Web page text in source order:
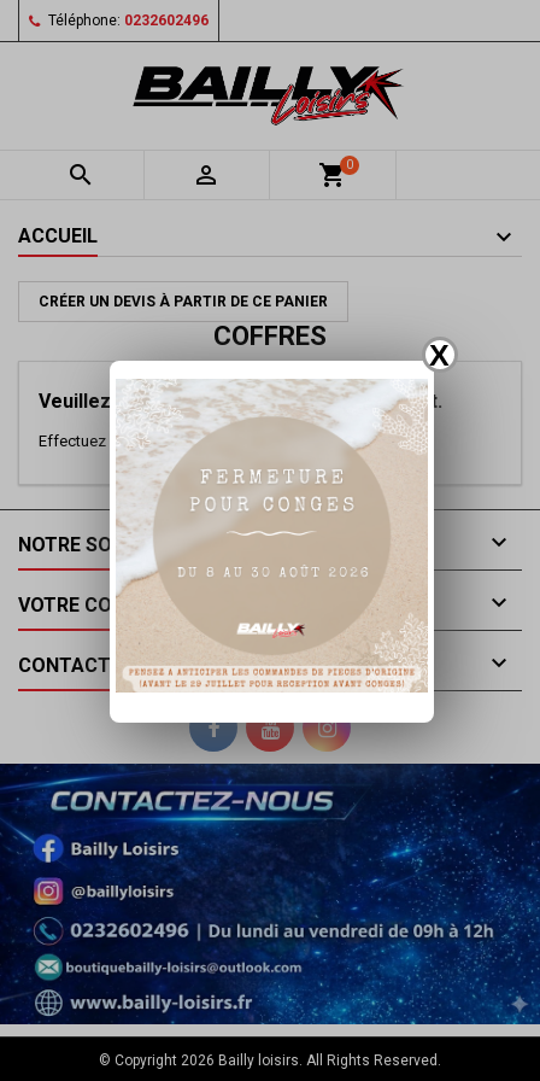
X
Téléphone: 0232602496
  shopping_cart0
ACCUEIL
CRÉER UN DEVIS À PARTIR DE CE PANIER
COFFRES
Veuillez nous excuser pour le désagrément.
Effectuez une nouvelle recherche
NOTRE SOCIÉTÉ 
VOTRE COMPTE 
CONTACT 
© Copyright 2026 Bailly loisirs. All Rights Reserved.